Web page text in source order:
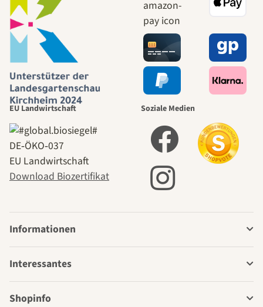
EU Landwirtschaft
DE‑ÖKO‑037
EU Landwirtschaft
Download Biozertifikat
Soziale Medien
Informationen
Interessantes
Shopinfo